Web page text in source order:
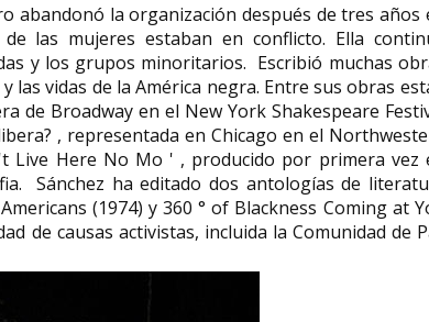
abandonó la organización después de tres años
las mujeres estaban en conflicto. Ella
y los grupos minoritarios. Escribió muchas
vidas de la América negra. Entre sus obras
de Broadway en el New York Shakespeare
, representada en Chicago en el
Live Here No Mo ' , producido por primera vez
Sánchez ha editado dos antologías de
(1974) y 360 ° of Blackness Coming at
de causas activistas, incluida la Comunidad de